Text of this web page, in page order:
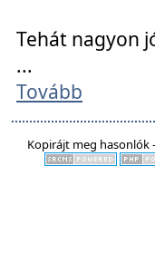
Tehát nagyon
...
Tovább
Kopirájt meg hasonlók